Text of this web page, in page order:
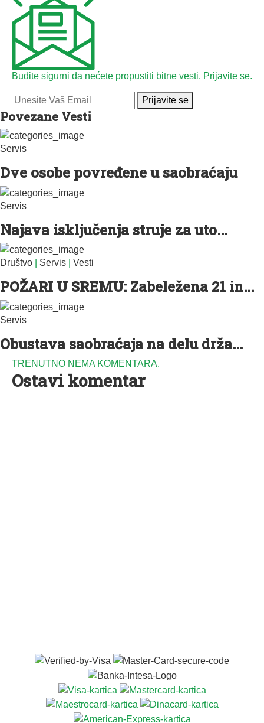
Budite sigurni da nećete propustiti bitne vesti. Prijavite se.
Prijavite se
Povezane Vesti
Servis
Dve osobe povređene u saobraćaju
Servis
Najava isključenja struje za uto...
Društvo Servis Vesti
POŽARI U SREMU: Zabeležena 21 in...
Servis
Obustava saobraćaja na delu drža...
TRENUTNO NEMA KOMENTARA.
Ostavi komentar